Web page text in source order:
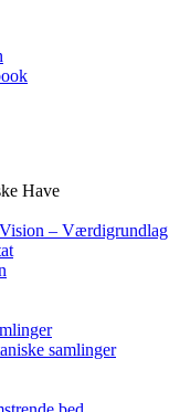
Have
– Værdigrundlag
samlinger